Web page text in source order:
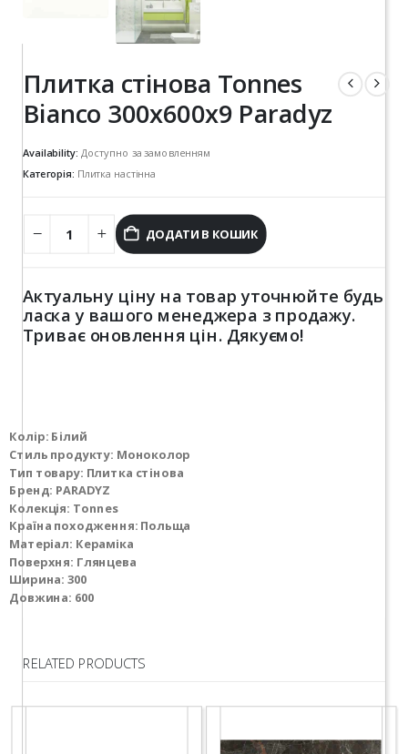
Плитка стінова Tonnes
Bianco 300x600x9 Paradyz
Availability: Доступно за замовленням
Категорія: Плитка настінна
ДОДАТИ В КОШИК
Актуальну ціну на товар уточнюйте будь
ласка у вашого менеджера з продажу.
Триває оновлення цін. Дякуємо!
Колір: Білий
Стиль продукту: Моноколор
Тип товару: Плитка стінова
Бренд: PARADYZ
Колекція: Tonnes
Країна походження: Польща
Матеріал: Кераміка
Поверхня: Глянцева
Ширина: 300
Довжина: 600
RELATED PRODUCTS